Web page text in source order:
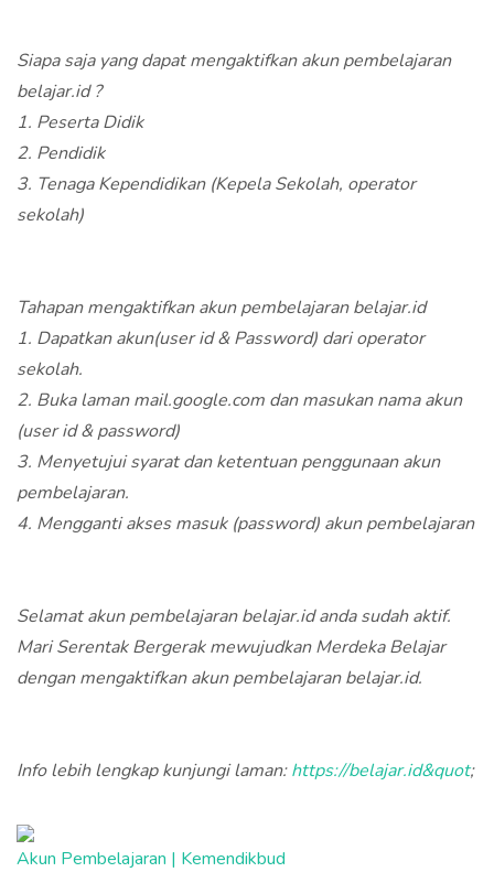
Siapa saja yang dapat mengaktifkan akun pembelajaran
belajar.id ?
1. Peserta Didik
2. Pendidik
3. Tenaga Kependidikan (Kepela Sekolah, operator
sekolah)
Tahapan mengaktifkan akun pembelajaran belajar.id
1. Dapatkan akun(user id & Password) dari operator
sekolah.
2. Buka laman mail.google.com dan masukan nama akun
(user id & password)
3. Menyetujui syarat dan ketentuan penggunaan akun
pembelajaran.
4. Mengganti akses masuk (password) akun pembelajaran
Selamat akun pembelajaran belajar.id anda sudah aktif.
Mari Serentak Bergerak mewujudkan Merdeka Belajar
dengan mengaktifkan akun pembelajaran belajar.id.
Info lebih lengkap kunjungi laman:https://belajar.id&quot;
Akun Pembelajaran | Kemendikbud